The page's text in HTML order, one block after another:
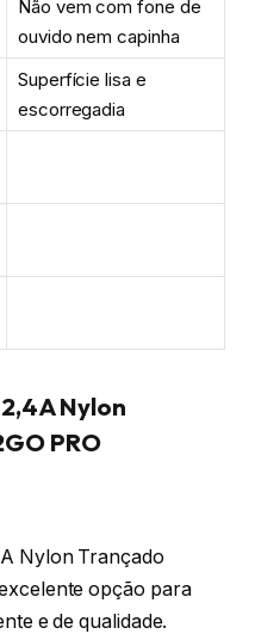
Não vem com fone de
ouvido nem capinha
Superfície lisa e
escorregadia
Nylon
PRO
Nylon Trançado
opção para
e de qualidade.